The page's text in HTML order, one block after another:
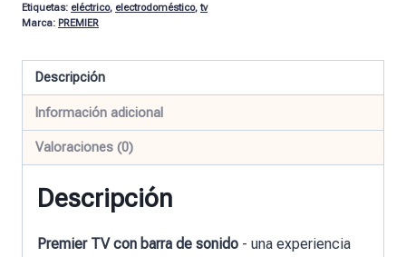
Etiquetas: eléctrico, electrodoméstico,tv
Marca: PREMIER
Descripción
Información adicional
Valoraciones (0)
Descripción
Premier TV con barra de sonido - una experiencia